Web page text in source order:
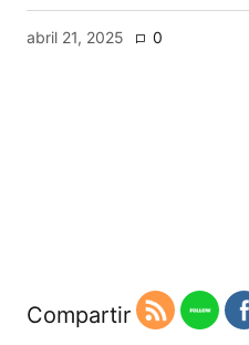
abril 21, 2025 0
Compartir